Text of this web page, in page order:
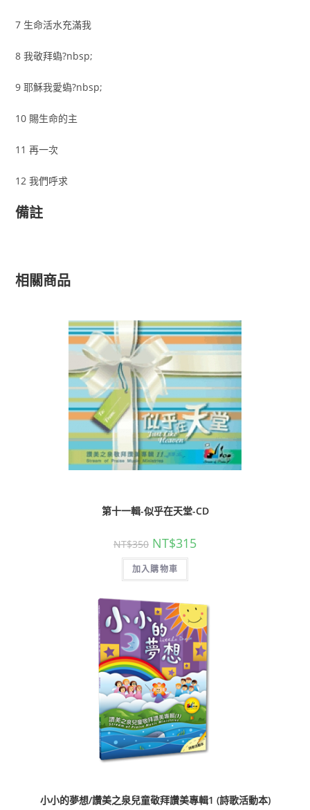
7 生命活水充滿我
8 我敬拜蟡?nbsp;
9 耶穌我愛蟡?nbsp;
10 賜生命的主
11 再一次
12 我們呼求
備註
相關商品
第十一輯-似乎在天堂-CD
NT$350 NT$315
加入購物車
小小的夢想/讚美之泉兒童敬拜讚美專輯1 (詩歌活動本)